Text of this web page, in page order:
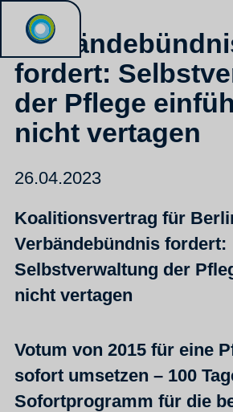
fordert:
der Pflege
nicht vertagen
26.04.2023
Koalitionsvertrag für
Verbändebündnis fordert:
Selbstverwaltung der
nicht vertagen
Votum von 2015 für eine
sofort umsetzen – 100
Sofortprogramm für die